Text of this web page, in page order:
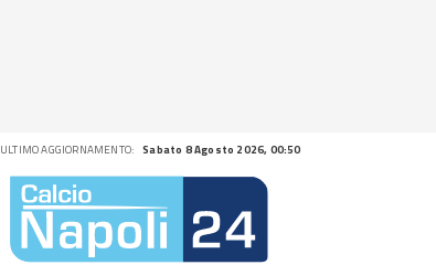
ULTIMO AGGIORNAMENTO: Sabato 8 Agosto 2026, 00:50